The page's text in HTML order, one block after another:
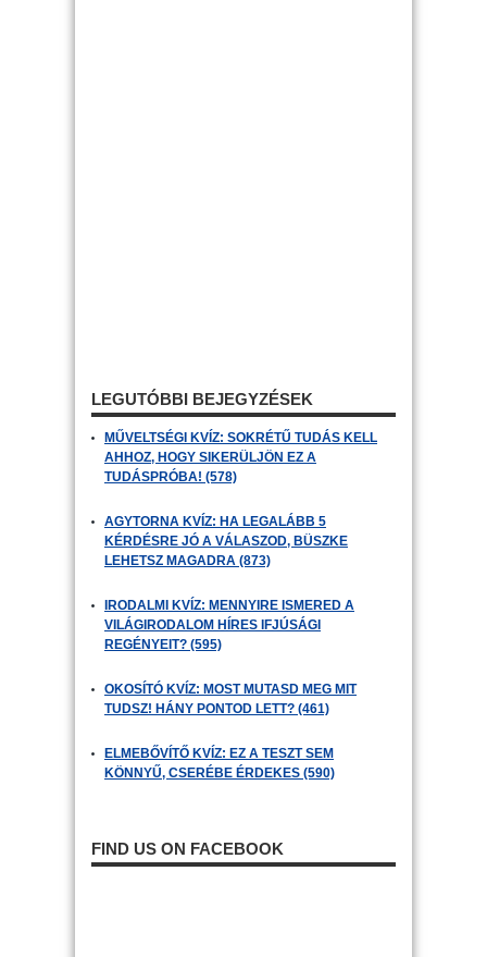
LEGUTÓBBI BEJEGYZÉSEK
MŰVELTSÉGI KVÍZ: SOKRÉTŰ TUDÁS KELL
AHHOZ, HOGY SIKERÜLJÖN EZ A
TUDÁSPRÓBA! (578)
AGYTORNA KVÍZ: HA LEGALÁBB 5
KÉRDÉSRE JÓ A VÁLASZOD, BÜSZKE
LEHETSZ MAGADRA (873)
IRODALMI KVÍZ: MENNYIRE ISMERED A
VILÁGIRODALOM HÍRES IFJÚSÁGI
REGÉNYEIT? (595)
OKOSÍTÓ KVÍZ: MOST MUTASD MEG MIT
TUDSZ! HÁNY PONTOD LETT? (461)
ELMEBŐVÍTŐ KVÍZ: EZ A TESZT SEM
KÖNNYŰ, CSERÉBE ÉRDEKES (590)
FIND US ON FACEBOOK